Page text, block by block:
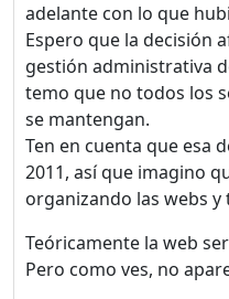
adelante con lo que
Espero que la decisión
gestión administrativa
temo que no todos los
se mantengan.
Ten en cuenta que esa
2011, así que imagino
organizando las webs
Teóricamente la web
Pero como ves, no
¡Bienvenido!
continuar...
Este
que